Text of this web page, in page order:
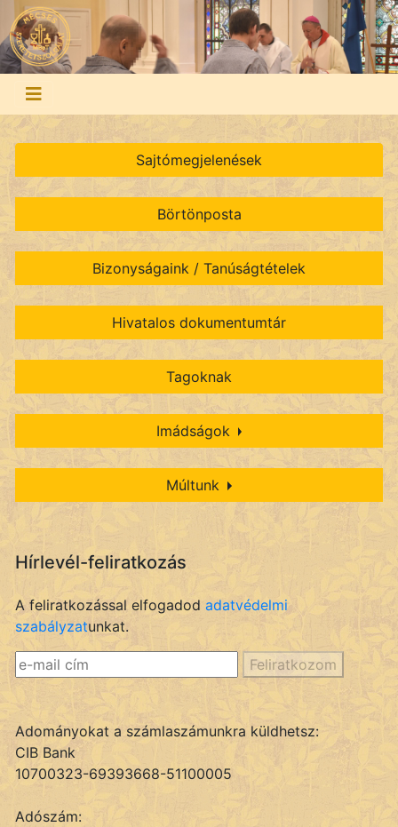
Sajtómegjelenések
Börtönposta
Bizonyságaink / Tanúságtételek
Hivatalos dokumentumtár
Tagoknak
Imádságok
Múltunk
Hírlevél-feliratkozás
A feliratkozással elfogadod adatvédelmi
szabályzatunkat.
Feliratkozom
Adományokat a számlaszámunkra küldhetsz:
CIB Bank
10700323-69393668-51100005
Adószám: